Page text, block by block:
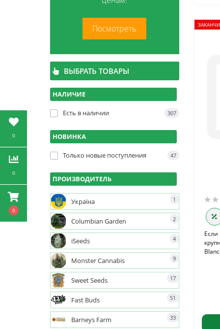
0
0
0
Посмотреть
ВЫБРАТЬ ТОВАРЫ
НАЛИЧИЕ
Есть в наличии 307
НОВИНКА
Только новые поступления 47
ПРОИЗВОДИТЕЛЬ
Україна 1
Columbian Garden 2
iSeeds 4
Monster Cannabis 9
Sweet Seeds 17
Fast Buds 51
Barneys Farm 33